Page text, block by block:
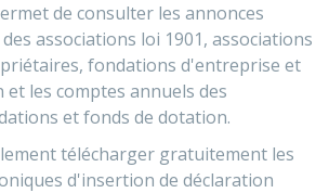
de consulter les annonces
des associations loi 1901, associations
fondations d'entreprise et
les comptes annuels des
et fonds de dotation.
télécharger gratuitement les
d'insertion de déclaration